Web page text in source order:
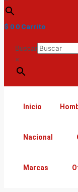
$ 0 0 Carrito
Buscar
×
Inicio
Nacional
Marcas